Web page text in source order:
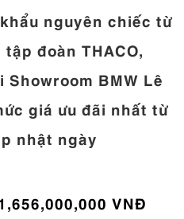
nguyên chiếc từ
đoàn THACO,
BMW Lê
giá ưu đãi nhất từ
nhật ngày
VNĐ